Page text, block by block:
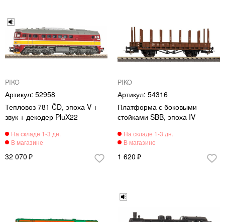
PIKO
52958
Тепловоз 781 ČD, эпоха V +
звук + декодер PluX22
32 070
PIKO
54316
Платформа с боковыми
стойками SBB, эпоха IV
1 620